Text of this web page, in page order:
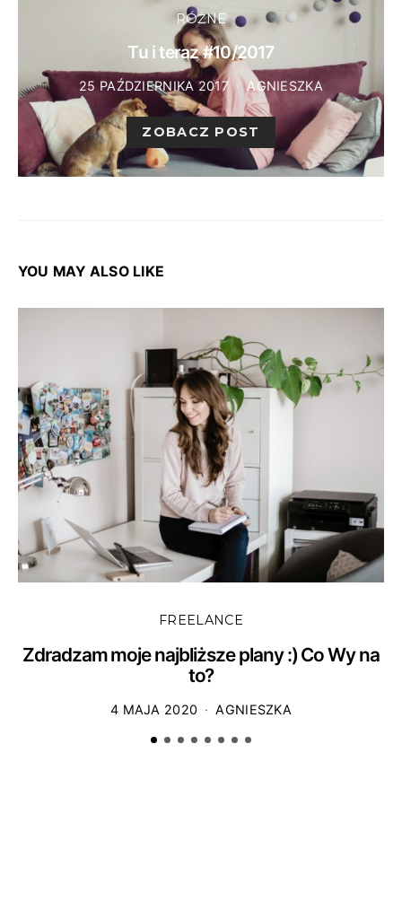
RÓŻNE
Tu i teraz #10/2017
25 PAŹDZIERNIKA 2017 AGNIESZKA
ZOBACZ POST
YOU MAY ALSO LIKE
FREELANCE
Zdradzam moje najbliższe plany :) Co Wy na
to?
4 MAJA 2020 AGNIESZKA